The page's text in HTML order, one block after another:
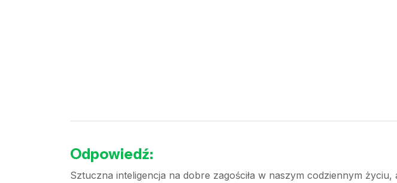
Odpowiedź:
Sztuczna inteligencja na dobre zagościła w naszym codziennym